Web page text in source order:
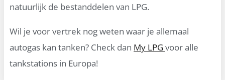
natuurlijk de bestanddelen van LPG.
Wil je voor vertrek nog weten waar je allemaal
autogas kan tanken? Check dan My LPG voor alle
tankstations in Europa!